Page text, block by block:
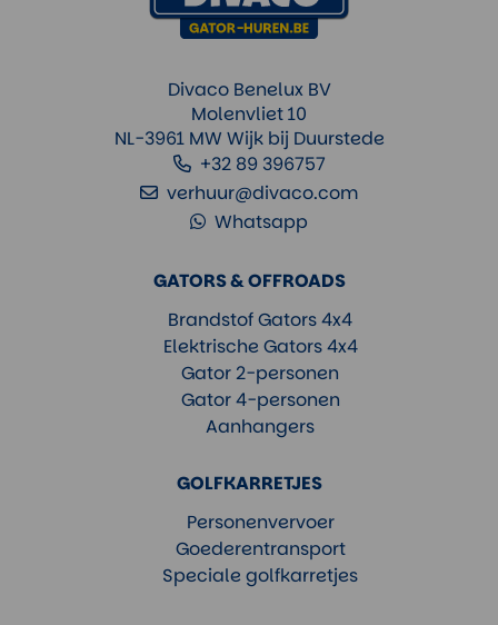
GATORS & OFFROADS
Brandstof Gators 4x4
Elektrische Gators 4x4
Gator 2-personen
Gator 4-personen
Aanhangers
GOLFKARRETJES
Personenvervoer
Goederentransport
Speciale golfkarretjes
Divaco Benelux BV
Molenvliet 10
NL-3961 MW Wijk bij Duurstede
+32 89 396757
verhuur@divaco.com
Whatsapp